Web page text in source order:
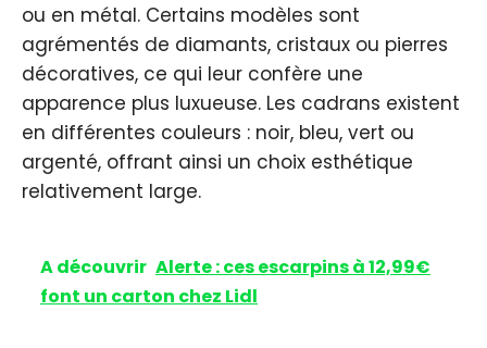
ou en métal. Certains modèles sont
agrémentés de diamants, cristaux ou pierres
décoratives, ce qui leur confère une
apparence plus luxueuse. Les cadrans existent
en différentes couleurs : noir, bleu, vert ou
argenté, offrant ainsi un choix esthétique
relativement large.
A découvrir Alerte : ces escarpins à 12,99€
font un carton chez Lidl